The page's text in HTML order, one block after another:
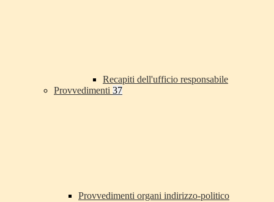
Recapiti dell'ufficio responsabile
Provvedimenti 37
Provvedimenti organi indirizzo-politico